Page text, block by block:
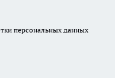
персональных данных